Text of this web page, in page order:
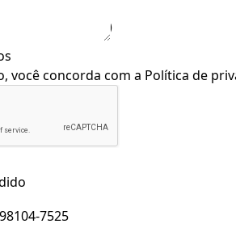
você concorda com a Política de
7525
(Documentos)